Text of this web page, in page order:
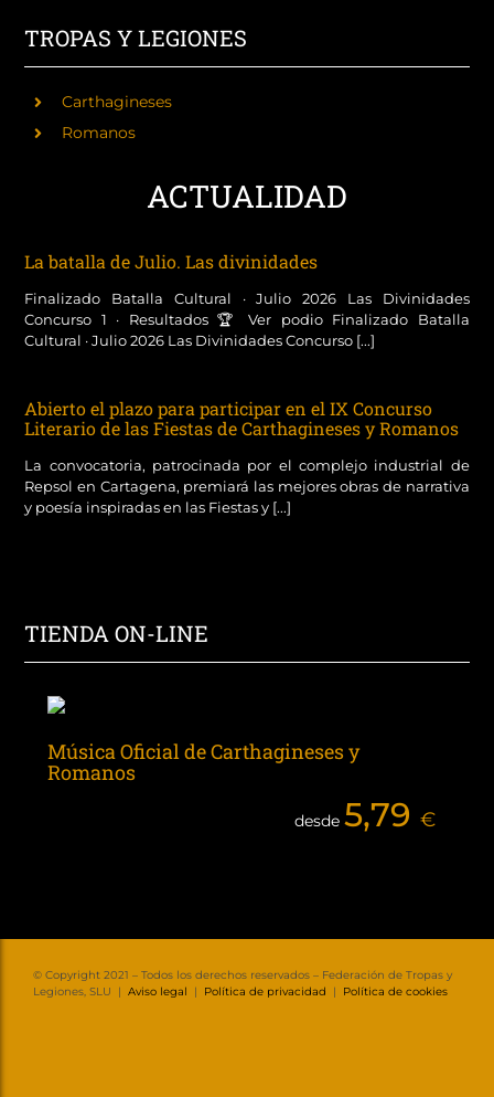
TROPAS Y LEGIONES
Carthagineses
Romanos
ACTUALIDAD
La batalla de Julio. Las divinidades
Finalizado Batalla Cultural · Julio 2026 Las Divinidades
Concurso 1 · Resultados 🏆 Ver podio Finalizado Batalla
Cultural · Julio 2026 Las Divinidades Concurso [...]
Abierto el plazo para participar en el IX Concurso
Literario de las Fiestas de Carthagineses y Romanos
La convocatoria, patrocinada por el complejo industrial de
Repsol en Cartagena, premiará las mejores obras de narrativa
y poesía inspiradas en las Fiestas y [...]
TIENDA ON-LINE
Música Oficial de Carthagineses y
Romanos
desde 5,79 €
© Copyright 2021 – Todos los derechos reservados – Federación de Tropas y
Legiones, SLU | Aviso legal | Política de privacidad | Política de cookies